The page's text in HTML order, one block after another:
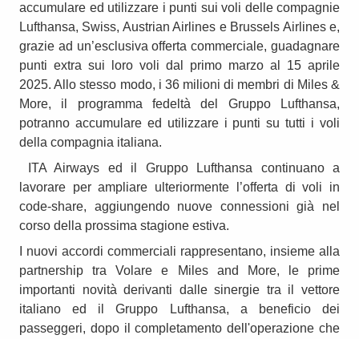
accumulare ed utilizzare i punti sui voli delle compagnie
Lufthansa, Swiss, Austrian Airlines e Brussels Airlines e,
grazie ad un’esclusiva offerta commerciale, guadagnare
punti extra sui loro voli dal primo marzo al 15 aprile
2025. Allo stesso modo, i 36 milioni di membri di Miles &
More, il programma fedeltà del Gruppo Lufthansa,
potranno accumulare ed utilizzare i punti su tutti i voli
della compagnia italiana.
ITA Airways ed il Gruppo Lufthansa continuano a
lavorare per ampliare ulteriormente l’offerta di voli in
code-share, aggiungendo nuove connessioni già nel
corso della prossima stagione estiva.
I nuovi accordi commerciali rappresentano, insieme alla
partnership tra Volare e Miles and More, le prime
importanti novità derivanti dalle sinergie tra il vettore
italiano ed il Gruppo Lufthansa, a beneficio dei
passeggeri, dopo il completamento dell'operazione che